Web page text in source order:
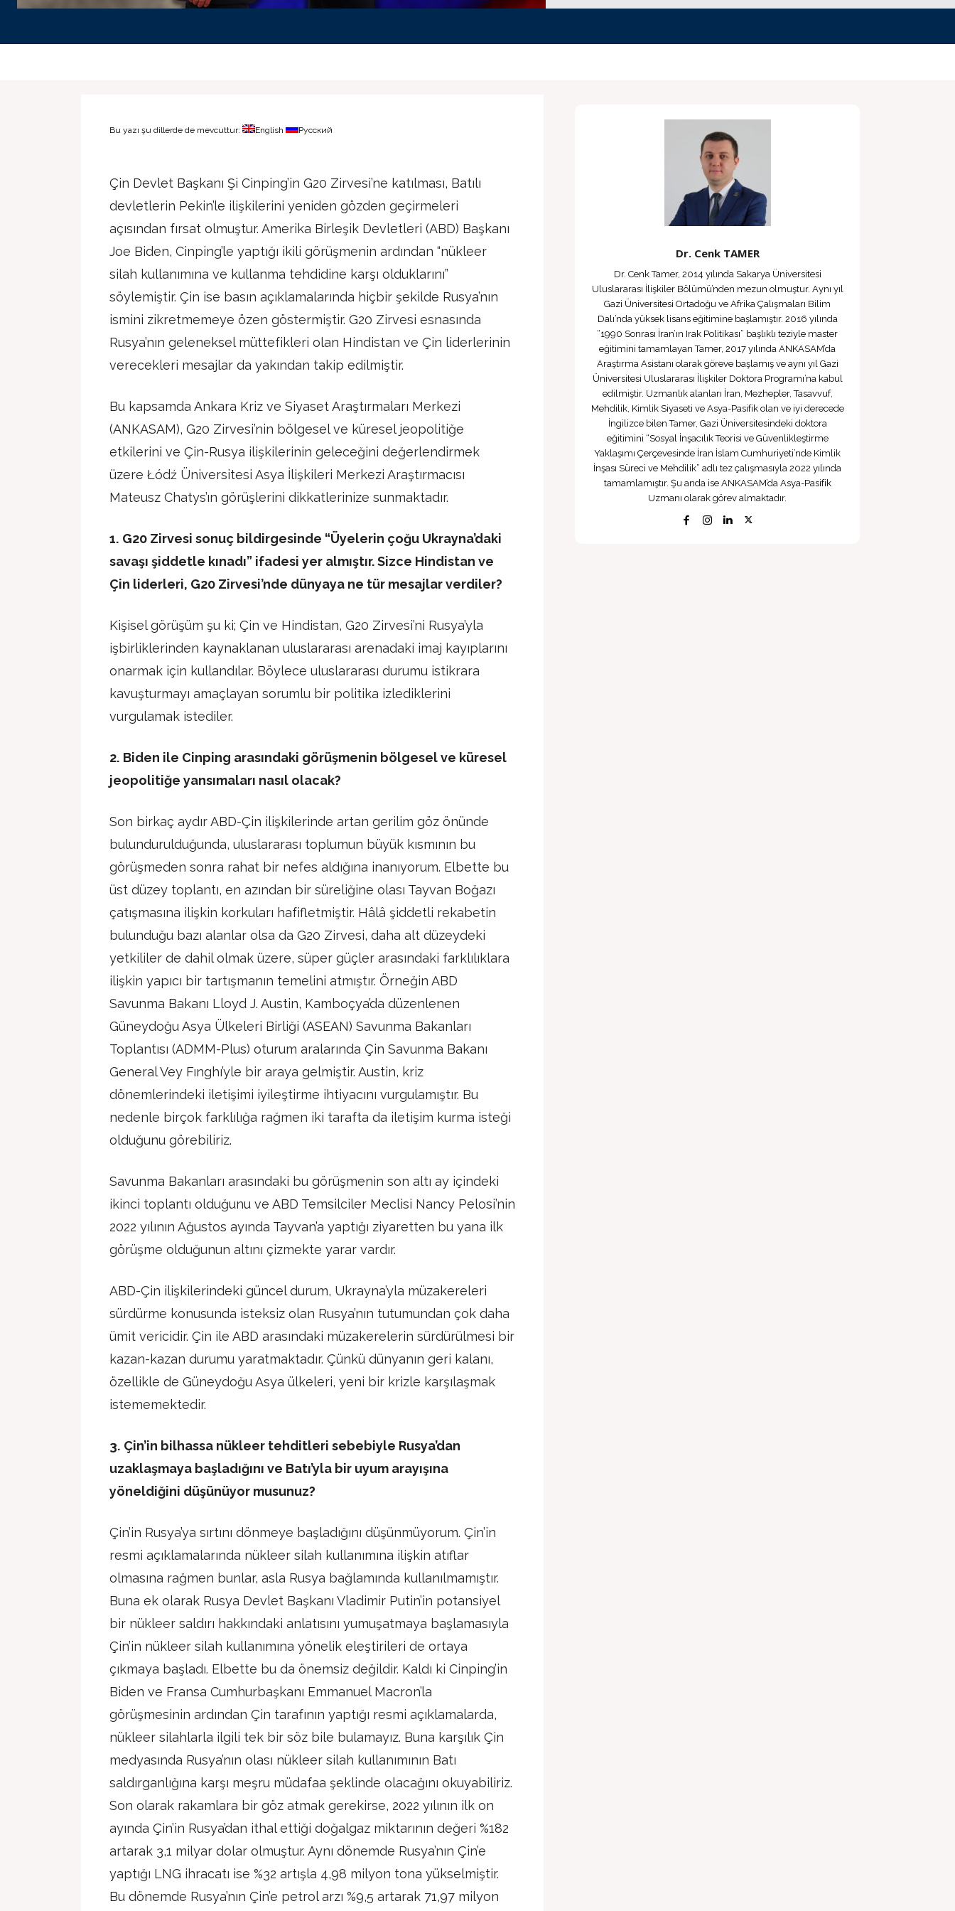
Bu yazı şu dillerde de mevcuttur: English Русский
Çin Devlet Başkanı Şi Cinping’in G20 Zirvesi’ne katılması, Batılı
devletlerin Pekin’le ilişkilerini yeniden gözden geçirmeleri
açısından fırsat olmuştur. Amerika Birleşik Devletleri (ABD) Başkanı
Joe Biden, Cinping’le yaptığı ikili görüşmenin ardından “nükleer
silah kullanımına ve kullanma tehdidine karşı olduklarını”
söylemiştir. Çin ise basın açıklamalarında hiçbir şekilde Rusya’nın
ismini zikretmemeye özen göstermiştir. G20 Zirvesi esnasında
Rusya’nın geleneksel müttefikleri olan Hindistan ve Çin liderlerinin
verecekleri mesajlar da yakından takip edilmiştir.
Bu kapsamda Ankara Kriz ve Siyaset Araştırmaları Merkezi
(ANKASAM), G20 Zirvesi’nin bölgesel ve küresel jeopolitiğe
etkilerini ve Çin-Rusya ilişkilerinin geleceğini değerlendirmek
üzere Łódź Üniversitesi Asya İlişkileri Merkezi Araştırmacısı
Mateusz Chatys’ın görüşlerini dikkatlerinize sunmaktadır.
1. G20 Zirvesi sonuç bildirgesinde “Üyelerin çoğu Ukrayna’daki
savaşı şiddetle kınadı” ifadesi yer almıştır. Sizce Hindistan ve
Çin liderleri, G20 Zirvesi’nde dünyaya ne tür mesajlar verdiler?
Kişisel görüşüm şu ki; Çin ve Hindistan, G20 Zirvesi’ni Rusya’yla
işbirliklerinden kaynaklanan uluslararası arenadaki imaj kayıplarını
onarmak için kullandılar. Böylece uluslararası durumu istikrara
kavuşturmayı amaçlayan sorumlu bir politika izlediklerini
vurgulamak istediler.
2. Biden ile Cinping arasındaki görüşmenin bölgesel ve küresel
jeopolitiğe yansımaları nasıl olacak?
Son birkaç aydır ABD-Çin ilişkilerinde artan gerilim göz önünde
bulundurulduğunda, uluslararası toplumun büyük kısmının bu
görüşmeden sonra rahat bir nefes aldığına inanıyorum. Elbette bu
üst düzey toplantı, en azından bir süreliğine olası Tayvan Boğazı
çatışmasına ilişkin korkuları hafifletmiştir. Hâlâ şiddetli rekabetin
bulunduğu bazı alanlar olsa da G20 Zirvesi, daha alt düzeydeki
yetkililer de dahil olmak üzere, süper güçler arasındaki farklılıklara
ilişkin yapıcı bir tartışmanın temelini atmıştır. Örneğin ABD
Savunma Bakanı Lloyd J. Austin, Kamboçya’da düzenlenen
Güneydoğu Asya Ülkeleri Birliği (ASEAN) Savunma Bakanları
Toplantısı (ADMM-Plus) oturum aralarında Çin Savunma Bakanı
General Vey Fınghı’yle bir araya gelmiştir. Austin, kriz
dönemlerindeki iletişimi iyileştirme ihtiyacını vurgulamıştır. Bu
nedenle birçok farklılığa rağmen iki tarafta da iletişim kurma isteği
olduğunu görebiliriz.
Savunma Bakanları arasındaki bu görüşmenin son altı ay içindeki
ikinci toplantı olduğunu ve ABD Temsilciler Meclisi Nancy Pelosi’nin
2022 yılının Ağustos ayında Tayvan’a yaptığı ziyaretten bu yana ilk
görüşme olduğunun altını çizmekte yarar vardır.
ABD-Çin ilişkilerindeki güncel durum, Ukrayna’yla müzakereleri
sürdürme konusunda isteksiz olan Rusya’nın tutumundan çok daha
ümit vericidir. Çin ile ABD arasındaki müzakerelerin sürdürülmesi bir
kazan-kazan durumu yaratmaktadır. Çünkü dünyanın geri kalanı,
özellikle de Güneydoğu Asya ülkeleri, yeni bir krizle karşılaşmak
istememektedir.
3. Çin’in bilhassa nükleer tehditleri sebebiyle Rusya’dan
uzaklaşmaya başladığını ve Batı’yla bir uyum arayışına
yöneldiğini düşünüyor musunuz?
Çin’in Rusya’ya sırtını dönmeye başladığını düşünmüyorum. Çin’in
resmi açıklamalarında nükleer silah kullanımına ilişkin atıflar
olmasına rağmen bunlar, asla Rusya bağlamında kullanılmamıştır.
Buna ek olarak Rusya Devlet Başkanı Vladimir Putin’in potansiyel
bir nükleer saldırı hakkındaki anlatısını yumuşatmaya başlamasıyla
Çin’in nükleer silah kullanımına yönelik eleştirileri de ortaya
çıkmaya başladı. Elbette bu da önemsiz değildir. Kaldı ki Cinping’in
Biden ve Fransa Cumhurbaşkanı Emmanuel Macron’la
görüşmesinin ardından Çin tarafının yaptığı resmi açıklamalarda,
nükleer silahlarla ilgili tek bir söz bile bulamayız. Buna karşılık Çin
medyasında Rusya’nın olası nükleer silah kullanımının Batı
saldırganlığına karşı meşru müdafaa şeklinde olacağını okuyabiliriz.
Son olarak rakamlara bir göz atmak gerekirse, 2022 yılının ilk on
ayında Çin’in Rusya’dan ithal ettiği doğalgaz miktarının değeri %182
artarak 3,1 milyar dolar olmuştur. Aynı dönemde Rusya’nın Çin’e
yaptığı LNG ihracatı ise %32 artışla 4,98 milyon tona yükselmiştir.
Bu dönemde Rusya’nın Çin’e petrol arzı %9,5 artarak 71,97 milyon
Dr. Cenk TAMER
Dr. Cenk Tamer, 2014 yılında Sakarya Üniversitesi
Uluslararası İlişkiler Bölümü’nden mezun olmuştur. Aynı yıl
Gazi Üniversitesi Ortadoğu ve Afrika Çalışmaları Bilim
Dalı’nda yüksek lisans eğitimine başlamıştır. 2016 yılında
“1990 Sonrası İran’ın Irak Politikası” başlıklı teziyle master
eğitimini tamamlayan Tamer, 2017 yılında ANKASAM’da
Araştırma Asistanı olarak göreve başlamış ve aynı yıl Gazi
Üniversitesi Uluslararası İlişkiler Doktora Programı’na kabul
edilmiştir. Uzmanlık alanları İran, Mezhepler, Tasavvuf,
Mehdilik, Kimlik Siyaseti ve Asya-Pasifik olan ve iyi derecede
İngilizce bilen Tamer, Gazi Üniversitesindeki doktora
eğitimini “Sosyal İnşacılık Teorisi ve Güvenlikleştirme
Yaklaşımı Çerçevesinde İran İslam Cumhuriyeti’nde Kimlik
İnşası Süreci ve Mehdilik” adlı tez çalışmasıyla 2022 yılında
tamamlamıştır. Şu anda ise ANKASAM’da Asya-Pasifik
Uzmanı olarak görev almaktadır.